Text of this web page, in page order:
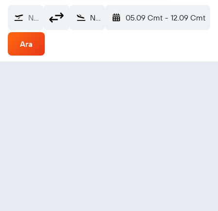
Nereden? Nelson, Yeni Zelanda (NSN) 05.09 Cmt - 12.09 Cmt
Ara